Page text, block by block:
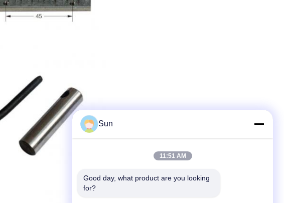
Sun
11:51 AM
Good day, what product are you looking
for?